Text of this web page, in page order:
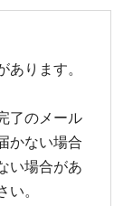
あります。
了のメール
かない場合
い場合があ
い。